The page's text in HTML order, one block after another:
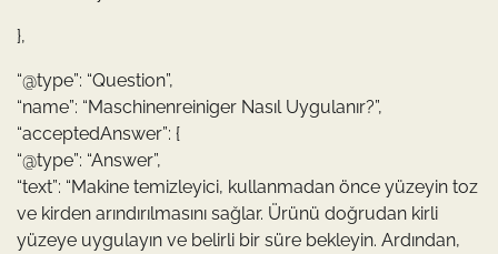
},
“@type”: “Question”,
“name”: “Maschinenreiniger Nasıl Uygulanır?”,
“acceptedAnswer”: {
“@type”: “Answer”,
“text”: “Makine temizleyici, kullanmadan önce yüzeyin toz
ve kirden arındırılmasını sağlar. Ürünü doğrudan kirli
yüzeye uygulayın ve belirli bir süre bekleyin. Ardından,